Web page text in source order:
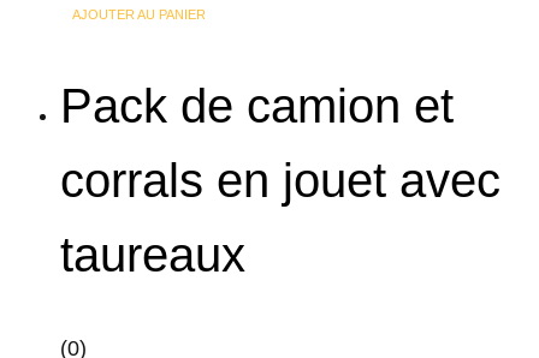
AJOUTER AU PANIER
Pack de camion et
corrals en jouet avec
taureaux
(0)